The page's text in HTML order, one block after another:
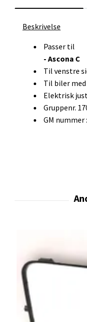
Beskrivelse
Passer til
- Ascona C
Til venstre
Til biler
Elektrisk
Gruppenr.
GM nummer